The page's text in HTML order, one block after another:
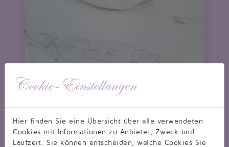
Wunschabendkleid
Entwerfen Sie Ihr Traumkleid - wir schneidern es für Sie!
Cookie-Einstellungen
Hier finden Sie eine Übersicht über alle verwendeten
Cookies mit Informationen zu Anbieter, Zweck und
Laufzeit. Sie können entscheiden, welche Cookies Sie